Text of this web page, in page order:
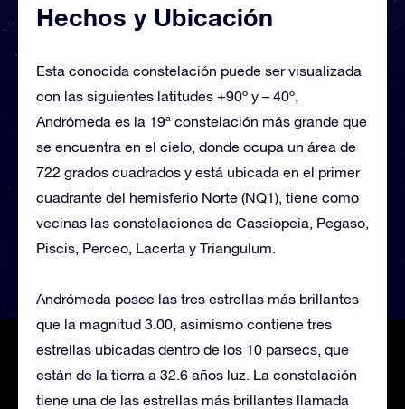
Hechos y Ubicación
Esta conocida constelación puede ser visualizada
con las siguientes latitudes +90º y – 40º,
Andrómeda es la 19ª constelación más grande que
se encuentra en el cielo, donde ocupa un área de
722 grados cuadrados y está ubicada en el primer
cuadrante del hemisferio Norte (NQ1), tiene como
vecinas las constelaciones de Cassiopeia, Pegaso,
Piscis, Perceo, Lacerta y Triangulum.
Andrómeda posee las tres estrellas más brillantes
que la magnitud 3.00, asimismo contiene tres
estrellas ubicadas dentro de los 10 parsecs, que
están de la tierra a 32.6 años luz. La constelación
tiene una de las estrellas más brillantes llamada